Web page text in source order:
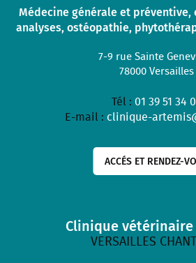
Médecine générale et
analyses, ostéopathie,
7-9 rue Sainte
78000Versailles
Tél : 01 39 51 34
E-mail : clinique-
ACCÉS ET RENDEZ-
Clinique
VERSAILLES